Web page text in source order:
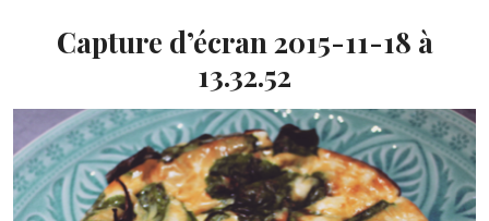
Capture d’écran 2015-11-18 à
13.32.52